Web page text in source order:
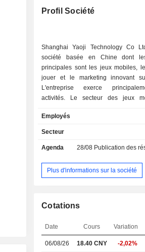
Profil Société
Shanghai Yaoji Technology Co
société basée en Chine dont
principales sont les jeux mobiles,
jouer et le marketing innovant
L'entreprise exerce
activités. Le secteur des jeux
l'exploitation de jeux mobiles. Le
cartes à jouer se consacre à la
L'activité de marketing innovant
marketing intégrés tels que la
marketing, la conception
marchés nationaux et étrangers.
Employés
Secteur
Agenda 28/08 Publication des résultats
Plus d'informations sur la société
Cotations
Date Cours Variation
06/08/26 18.40CNY -2,02%